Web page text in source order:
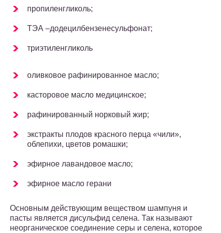
пропиленгликоль;
ТЭА –додецилбензенесульфонат;
триэтиленгликоль
оливковое рафинированное масло;
касторовое масло медицинское;
рафинированный норковый жир;
экстракты плодов красного перца «чили»,
облепихи, цветов ромашки;
эфирное лавандовое масло;
эфирное масло герани
Основным действующим веществом шампуня и
пасты является дисульфид селена. Так называют
неорганическое соединение серы и селена, которое